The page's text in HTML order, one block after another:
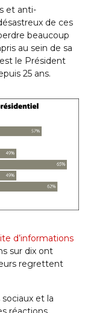
et anti-
de ces
beaucoup
au sein de sa
le Président
25 ans.
d’informations
sur dix ont
regrettent
et la